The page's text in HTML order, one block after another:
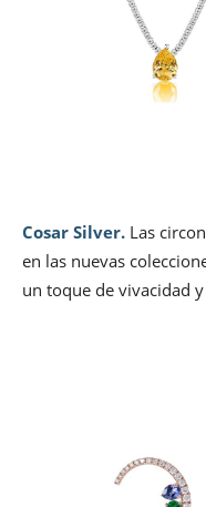
Cosar Silver. Las
en las nuevas
un toque de vivacidad